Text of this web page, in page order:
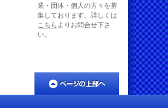
業・団体・個人の方々を募
集しております。詳しくは
こちら よりお問合せ下さ
い。